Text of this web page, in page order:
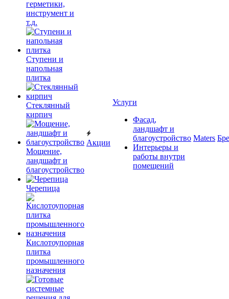
герметики,
инструмент и
т.д.
Ступени и
напольная
плитка
Cтеклянный
кирпич
Мощение,
ландшафт и
благоустройство
Черепица
Кислотоупорная
плитка
промышленного
назначения
Акции
Услуги
Фасад,
ландшафт и
благоустройство
Интерьеры и
работы внутри
помещений
Maters